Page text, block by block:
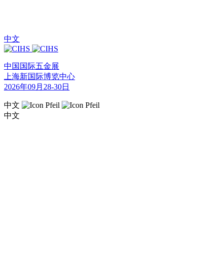
中文
中国国际五金展
上海新国际博览中心
2026年09月28-30日
中文
中文